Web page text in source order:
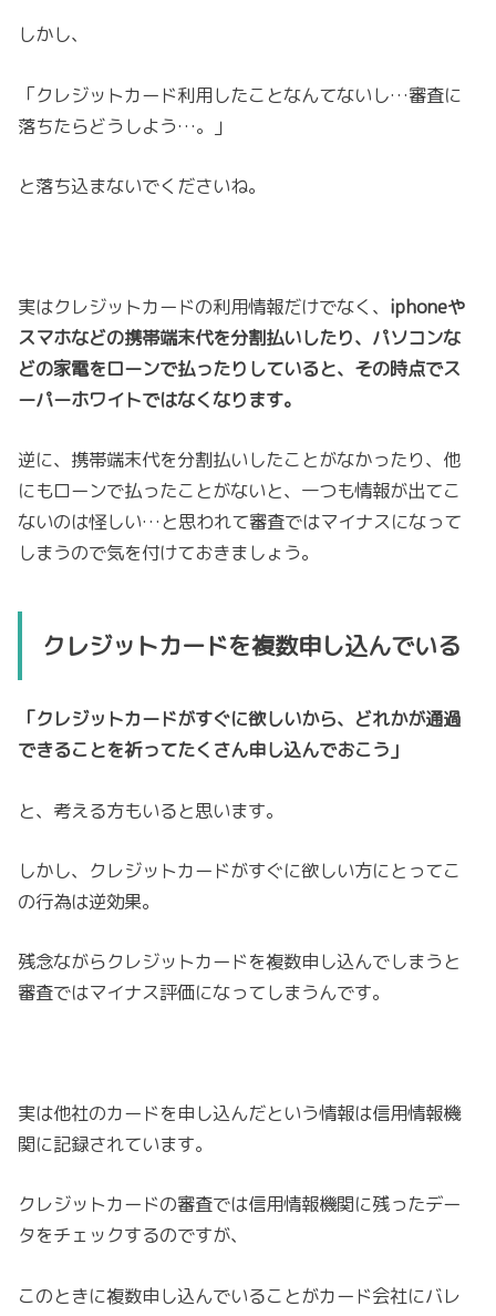
しかし、
「クレジットカード利用したことなんてないし…審査に
落ちたらどうしよう…。」
と落ち込まないでくださいね。
実はクレジットカードの利用情報だけでなく、 iphoneや
スマホなどの携帯端末代を分割払いしたり、パソコンな
どの家電をローンで払ったりしていると、その時点でス
ーパーホワイトではなくなります。
逆に、携帯端末代を分割払いしたことがなかったり、他
にもローンで払ったことがないと、一つも情報が出てこ
ないのは怪しい…と思われて審査ではマイナスになって
しまうので気を付けておきましょう。
クレジットカードを複数申し込んでいる
「クレジットカードがすぐに欲しいから、どれかが通過
できることを祈ってたくさん申し込んでおこう」
と、考える方もいると思います。
しかし、クレジットカードがすぐに欲しい方にとってこ
の行為は逆効果。
残念ながらクレジットカードを複数申し込んでしまうと
審査ではマイナス評価になってしまうんです。
実は他社のカードを申し込んだという情報は信用情報機
関に記録されています。
クレジットカードの審査では信用情報機関に残ったデー
タをチェックするのですが、
このときに複数申し込んでいることがカード会社にバレ